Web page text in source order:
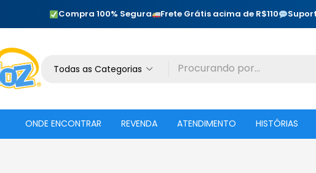
Compra 100% Segura Frete Grátis acima de R$110
Todas as Categorias
ONDE ENCONTRAR REVENDA ATENDIMENTO HISTÓRIAS